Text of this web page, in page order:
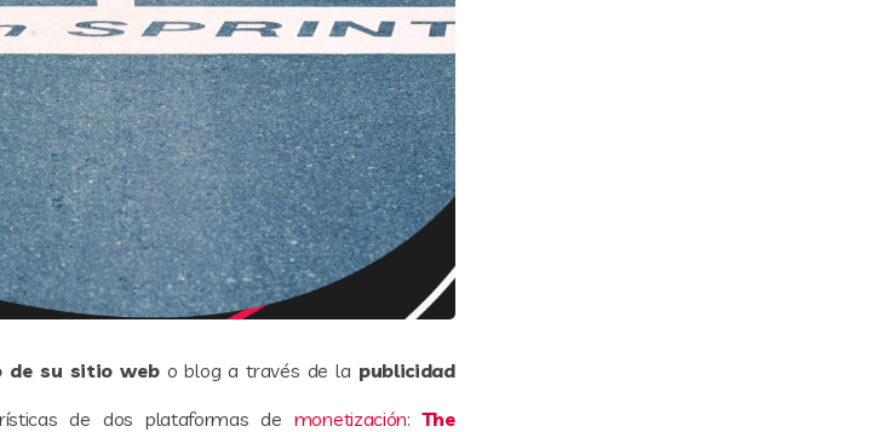
de su sitio webo blog a través de la publicidad
de dos plataformas de monetización:The